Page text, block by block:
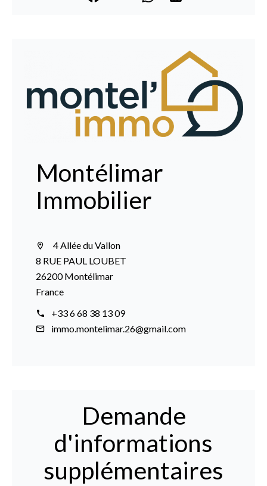
Montélimar
Immobilier
4 Allée du Vallon
8 RUE PAUL LOUBET
26200 Montélimar
France
+33 6 68 38 13 09
immo.montelimar.26@gmail.com
Demande
d'informations
supplémentaires